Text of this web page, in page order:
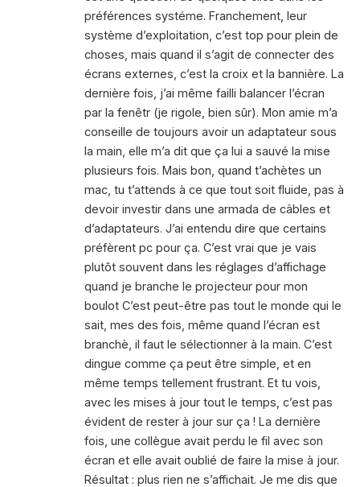
préférences systéme. Franchement, leur
système d’exploitation, c’est top pour plein de
choses, mais quand il s’agit de connecter des
écrans externes, c’est la croix et la bannière. La
dernière fois, j’ai même failli balancer l’écran
par la fenêtr (je rigole, bien sûr). Mon amie m’a
conseille de toujours avoir un adaptateur sous
la main, elle m’a dit que ça lui a sauvé la mise
plusieurs fois. Mais bon, quand t’achètes un
mac, tu t’attends à ce que tout soit fluide, pas à
devoir investir dans une armada de câbles et
d’adaptateurs. J’ai entendu dire que certains
préfèrent pc pour ça. C’est vrai que je vais
plutôt souvent dans les réglages d’affichage
quand je branche le projecteur pour mon
boulot C’est peut-être pas tout le monde qui le
sait, mes des fois, même quand l’écran est
branchè, il faut le sélectionner à la main. C’est
dingue comme ça peut être simple, et en
même temps tellement frustrant. Et tu vois,
avec les mises à jour tout le temps, c’est pas
évident de rester à jour sur ça ! La dernière
fois, une collègue avait perdu le fil avec son
écran et elle avait oublié de faire la mise à jour.
Résultat : plus rien ne s’affichait. Je me dis que